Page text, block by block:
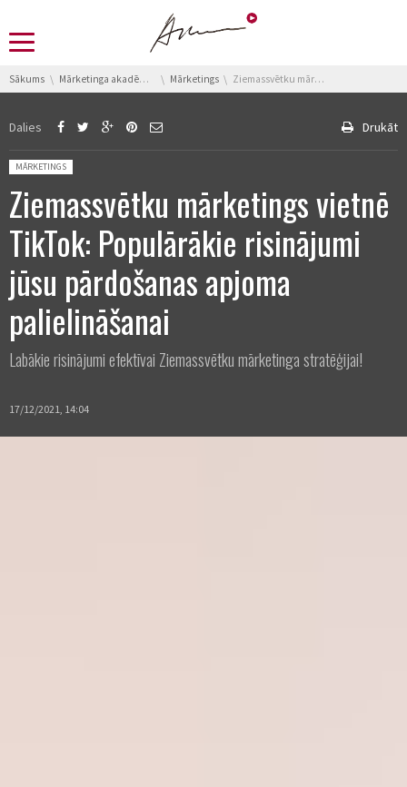
You are here:
Sākums Mārketinga akadēmija Mārketings Ziemassvētku mārketings vietnē TikTok: Populārākie risinājumi jūsu pārdošanas apjoma palielināšanai
Dalies Drukāt
Posted in:
MĀRKETINGS
Ziemassvētku mārketings vietnē
TikTok: Populārākie risinājumi
jūsu pārdošanas apjoma
palielināšanai
Labākie risinājumi efektīvai Ziemassvētku mārketinga stratēģijai!
17/12/2021, 14:04